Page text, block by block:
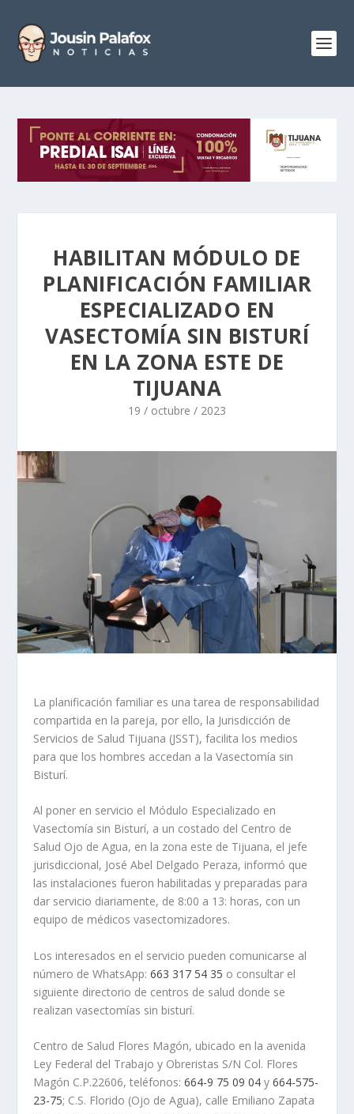
HABILITAN MÓDULO DE
PLANIFICACIÓN FAMILIAR
ESPECIALIZADO EN
VASECTOMÍA SIN BISTURÍ
EN LA ZONA ESTE DE
TIJUANA
19 / octubre / 2023
La planificación familiar es una tarea de responsabilidad
compartida en la pareja, por ello, la Jurisdicción de
Servicios de Salud Tijuana (JSST), facilita los medios
para que los hombres accedan a la Vasectomía sin
Bisturí.
Al poner en servicio el Módulo Especializado en
Vasectomía sin Bisturí, a un costado del Centro de
Salud Ojo de Agua, en la zona este de Tijuana, el jefe
jurisdiccional, José Abel Delgado Peraza, informó que
las instalaciones fueron habilitadas y preparadas para
dar servicio diariamente, de 8:00 a 13: horas, con un
equipo de médicos vasectomizadores.
Los interesados en el servicio pueden comunicarse al
número de WhatsApp:663 317 54 35 o consultar el
siguiente directorio de centros de salud donde se
realizan vasectomías sin bisturí.
Centro de Salud Flores Magón, ubicado en la avenida
Ley Federal del Trabajo y Obreristas S/N Col. Flores
Magón C.P.22606, teléfonos:664-9 75 09 04 y664-575-
23-75; C.S. Florido (Ojo de Agua), calle Emiliano Zapata